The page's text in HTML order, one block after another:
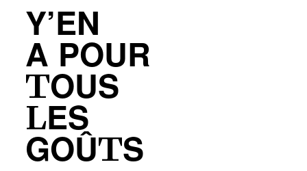
Y’EN
A POUR
TOUS
LES
GOÛTS